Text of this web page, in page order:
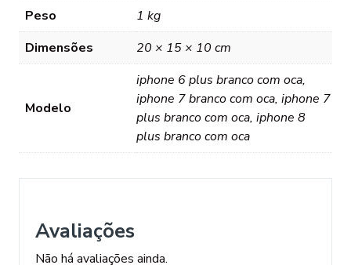
Peso
1 kg
Dimensões
20 × 15 × 10 cm
Modelo
iphone 6 plus branco com oca,
iphone 7 branco com oca, iphone 7
plus branco com oca, iphone 8
plus branco com oca
Avaliações
Não há avaliações ainda.